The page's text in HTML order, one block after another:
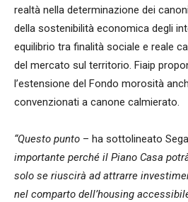
realtà nella determinazione dei
della sostenibilità economica degli
equilibrio tra finalità sociale e reale
del mercato sul territorio. Fiaip
l’estensione del Fondo morosità
convenzionati a canone calmierato.
“Questo punto – ha sottolineato
importante perché il Piano Casa
solo se riuscirà ad attrarre
nel comparto dell’housing